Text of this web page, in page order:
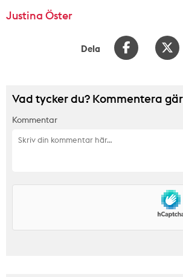
Justina Öster
Dela
Vad tycker du? Kommentera
Kommentar